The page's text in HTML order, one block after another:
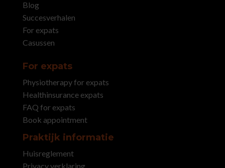
Blog
Succesverhalen
For expats
Casussen
For expats
Physiotherapy for expats
Healthinsurance expats
FAQ for expats
Book appointment
Praktijk informatie
Huisreglement
Privacy verklaring